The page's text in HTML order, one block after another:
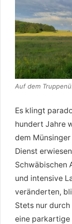
Auf dem
Es klingt
hundert Jahre
dem
Dienst
Schwäbischen
und intensive
veränderten,
Stets nur
eine parkartige